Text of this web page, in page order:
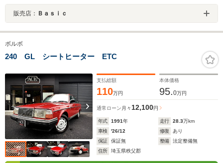
販売店： Ｂａｓｉｃ
ボルボ
240 GL シートヒーター ETC
支払総額
110万円
本体価格
95.0万円
通常ローン 月々12,100円
年式 1991年 走行 28.3万km
車検
'26/12 修復
あり
保証
保証無 整備
法定整備無
住所
埼玉県秩父郡